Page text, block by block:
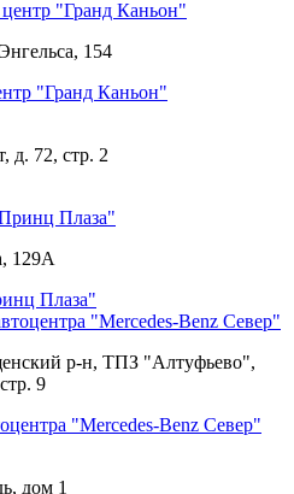
154
"Гранд Каньон"
д. 72, стр. 2
129А
Плаза"
р-н, ТПЗ "Алтуфьево",
9
"Mercedes-Benz Север"
дом 1